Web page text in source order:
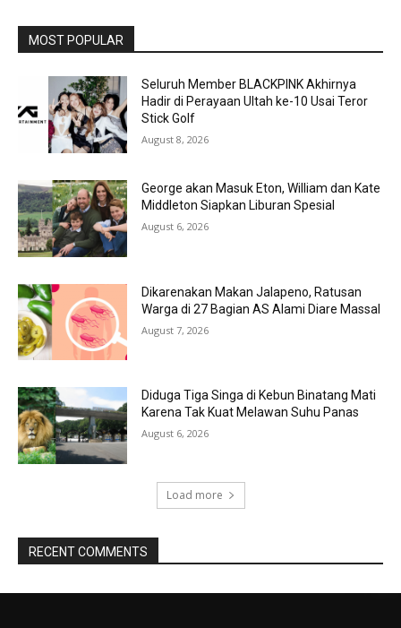
MOST POPULAR
Seluruh Member BLACKPINK Akhirnya
Hadir di Perayaan Ultah ke-10 Usai Teror
Stick Golf
August 8, 2026
George akan Masuk Eton, William dan Kate
Middleton Siapkan Liburan Spesial
August 6, 2026
Dikarenakan Makan Jalapeno, Ratusan
Warga di 27 Bagian AS Alami Diare Massal
August 7, 2026
Diduga Tiga Singa di Kebun Binatang Mati
Karena Tak Kuat Melawan Suhu Panas
August 6, 2026
Load more
RECENT COMMENTS